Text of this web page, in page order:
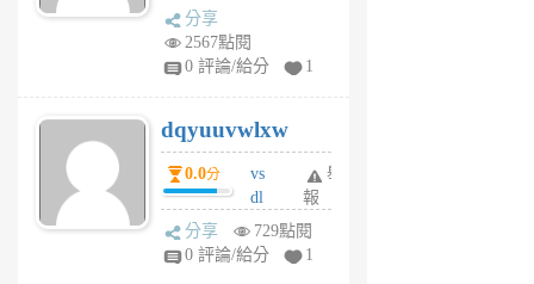
tu
6
個
月
前
分享
2567點閱
0 評論/給分
1
dqyuuvwlxw
0.0分
vs
dl
sq
fy
舉
報
分享
729點閱
0 評論/給分
1